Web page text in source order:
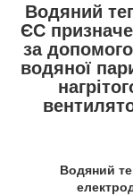
Водяний
ЄС
за
водяної
Водяний